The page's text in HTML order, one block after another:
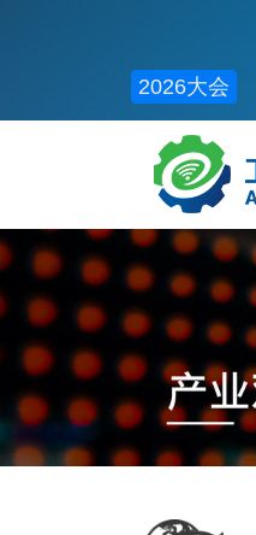
2026大会
公共服务